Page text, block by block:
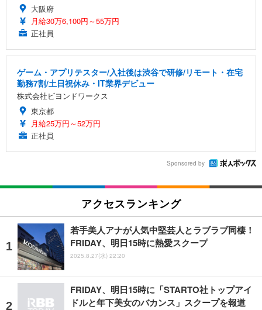
大阪府
月給30万6,100円～55万円
正社員
ゲーム・アプリテスター/入社後は渋谷で研修/リモート・在宅
勤務7割/土日祝休み・IT業界デビュー
株式会社ビヨンドワークス
東京都
月給25万円～52万円
正社員
Sponsored by
アクセスランキング
若手美人アナが人気中堅芸人とラブラブ同棲！
FRIDAY、明日15時に熱愛スクープ
2025.8.27(水) 22:20
FRIDAY、明日15時に「STARTO社トップアイ
ドルと年下美女のバカンス」スクープを報道